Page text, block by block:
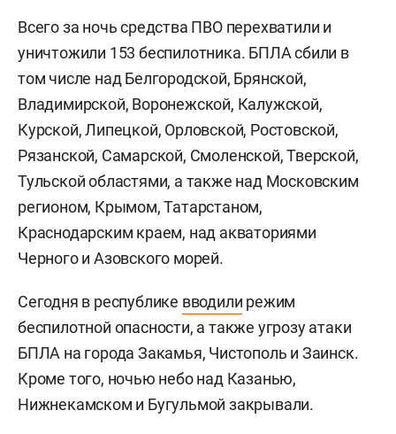
Всего за ночь средства ПВО перехватили и
уничтожили 153 беспилотника. БПЛА сбили в
том числе над Белгородской, Брянской,
Владимирской, Воронежской, Калужской,
Курской, Липецкой, Орловской, Ростовской,
Рязанской, Самарской, Смоленской, Тверской,
Тульской областями, а также над Московским
регионом, Крымом, Татарстаном,
Краснодарским краем, над акваториями
Черного и Азовского морей.
Сегодня в республике вводили режим
беспилотной опасности, а также угрозу атаки
БПЛА на города Закамья, Чистополь и Заинск.
Кроме того, ночью небо над Казанью,
Нижнекамском и Бугульмой закрывали.